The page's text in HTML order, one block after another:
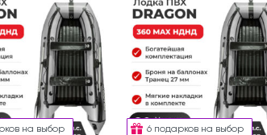
на выбор 6 подарков на выбор